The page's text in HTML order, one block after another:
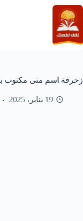
التجاوز
إلى
المحتوى
19 يناير، 2025